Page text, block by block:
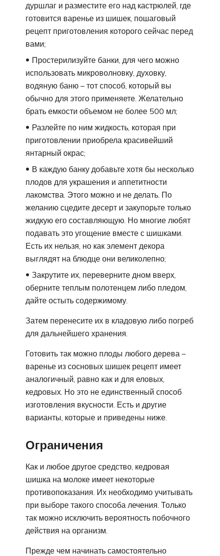
дуршлаг и разместите его над кастрюлей, где
готовится варенье из шишек, пошаговый
рецепт приготовления которого сейчас перед
вами;
Простерилизуйте банки, для чего можно
использовать микроволновку, духовку,
водяную баню – тот способ, который вы
обычно для этого применяете. Желательно
брать емкости объемом не более 500 мл;
Разлейте по ним жидкость, которая при
приготовлении приобрела красивейший
янтарный окрас;
В каждую банку добавьте хотя бы несколько
плодов для украшения и аппетитности
лакомства. Этого можно и не делать. По
желанию сцедите десерт и закупорьте только
жидкую его составляющую. Но многие любят
подавать это угощение вместе с шишками.
Есть их нельзя, но как элемент декора
выглядят на блюдце они великолепно;
Закрутите их, переверните дном вверх,
оберните теплым полотенцем либо пледом,
дайте остыть содержимому.
Затем перенесите их в кладовую либо погреб
для дальнейшего хранения.
Готовить так можно плоды любого дерева –
варенье из сосновых шишек рецепт имеет
аналогичный, равно как и для еловых,
кедровых. Но это не единственный способ
изготовления вкусности. Есть и другие
варианты, которые и приведены ниже.
Ограничения
Как и любое другое средство, кедровая
шишка на молоке имеет некоторые
противопоказания. Их необходимо учитывать
при выборе такого способа лечения. Только
так можно исключить вероятность побочного
действия на организм.
Прежде чем начинать самостоятельно